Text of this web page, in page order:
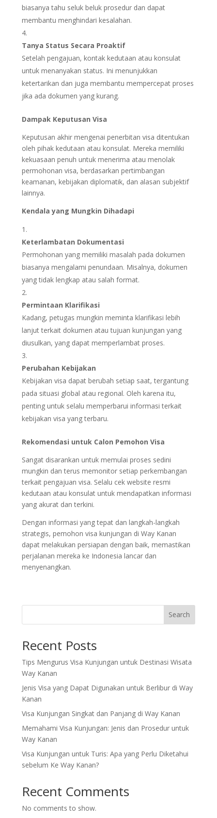
biasanya tahu seluk beluk prosedur dan dapat
membantu menghindari kesalahan.
Tanya Status Secara Proaktif
Setelah pengajuan, kontak kedutaan atau konsulat
untuk menanyakan status. Ini menunjukkan
ketertarikan dan juga membantu mempercepat proses
jika ada dokumen yang kurang.
Dampak Keputusan Visa
Keputusan akhir mengenai penerbitan visa ditentukan
oleh pihak kedutaan atau konsulat. Mereka memiliki
kekuasaan penuh untuk menerima atau menolak
permohonan visa, berdasarkan pertimbangan
keamanan, kebijakan diplomatik, dan alasan subjektif
lainnya.
Kendala yang Mungkin Dihadapi
Keterlambatan Dokumentasi
Permohonan yang memiliki masalah pada dokumen
biasanya mengalami penundaan. Misalnya, dokumen
yang tidak lengkap atau salah format.
Permintaan Klarifikasi
Kadang, petugas mungkin meminta klarifikasi lebih
lanjut terkait dokumen atau tujuan kunjungan yang
diusulkan, yang dapat memperlambat proses.
Perubahan Kebijakan
Kebijakan visa dapat berubah setiap saat, tergantung
pada situasi global atau regional. Oleh karena itu,
penting untuk selalu memperbarui informasi terkait
kebijakan visa yang terbaru.
Rekomendasi untuk Calon Pemohon Visa
Sangat disarankan untuk memulai proses sedini
mungkin dan terus memonitor setiap perkembangan
terkait pengajuan visa. Selalu cek website resmi
kedutaan atau konsulat untuk mendapatkan informasi
yang akurat dan terkini.
Dengan informasi yang tepat dan langkah-langkah
strategis, pemohon visa kunjungan di Way Kanan
dapat melakukan persiapan dengan baik, memastikan
perjalanan mereka ke Indonesia lancar dan
menyenangkan.
Search
Recent Posts
Tips Mengurus Visa Kunjungan untuk Destinasi Wisata
Way Kanan
Jenis Visa yang Dapat Digunakan untuk Berlibur di Way
Kanan
Visa Kunjungan Singkat dan Panjang di Way Kanan
Memahami Visa Kunjungan: Jenis dan Prosedur untuk
Way Kanan
Visa Kunjungan untuk Turis: Apa yang Perlu Diketahui
sebelum Ke Way Kanan?
Recent Comments
No comments to show.